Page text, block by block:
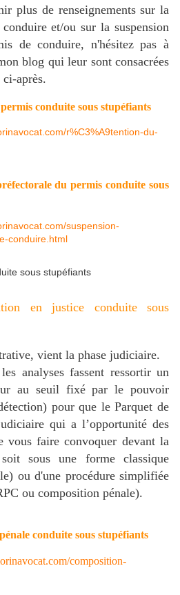
plus de renseignements sur la
et/ou sur la suspension
de conduire, n'hésitez pas à
blog qui leur sont consacrées
après.
conduite sous stupéfiants
r%C3%A9tention-du-
du permis conduite sous
suspension-
conduire.html
en justice conduite sous
vient la phase judiciaire.
analyses fassent ressortir un
au seuil fixé par le pouvoir
pour que le Parquet de
qui a l’opportunité des
vous faire convoquer devant la
sous une forme classique
ou d'une procédure simplifiée
ou composition pénale).
conduite sous stupéfiants
composition-